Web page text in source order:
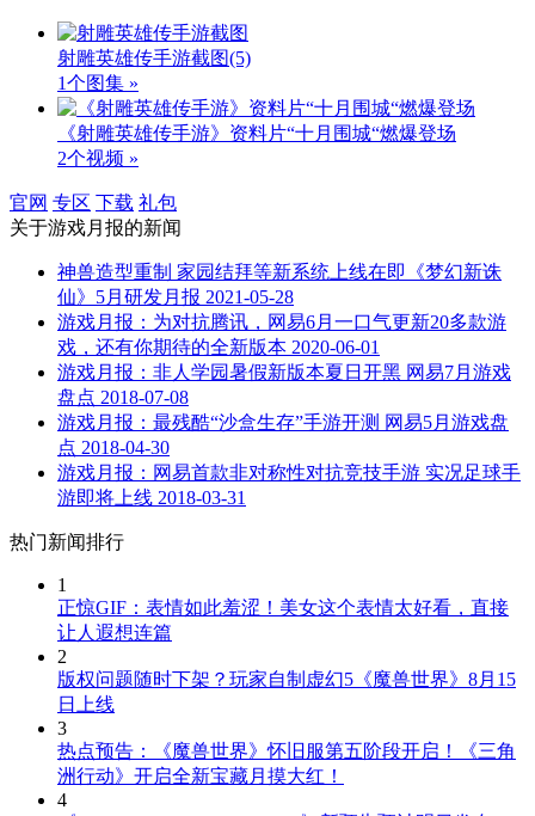
射雕英雄传手游截图(5)
1个图集 »
《射雕英雄传手游》资料片“十月围城“燃爆登场
2个视频 »
官网 专区 下载 礼包
关于游戏月报的新闻
神兽造型重制 家园结拜等新系统上线在即《梦幻新诛
仙》5月研发月报 2021-05-28
游戏月报：为对抗腾讯，网易6月一口气更新20多款游
戏，还有你期待的全新版本 2020-06-01
游戏月报：非人学园暑假新版本夏日开黑 网易7月游戏
盘点 2018-07-08
游戏月报：最残酷“沙盒生存”手游开测 网易5月游戏盘
点 2018-04-30
游戏月报：网易首款非对称性对抗竞技手游 实况足球手
游即将上线 2018-03-31
热门新闻排行
1
正惊GIF：表情如此羞涩！美女这个表情太好看，直接
让人遐想连篇
2
版权问题随时下架？玩家自制虚幻5《魔兽世界》8月15
日上线
3
热点预告：《魔兽世界》怀旧服第五阶段开启！《三角
洲行动》开启全新宝藏月摸大红！
4